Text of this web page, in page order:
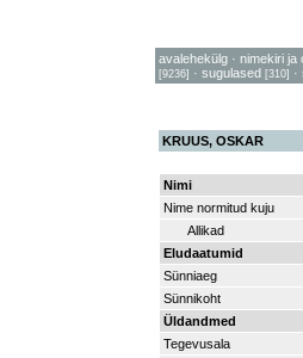
avalehekülg · nimekiri ja
[9236] · sugulased [310] ·
KRUUS, OSKAR
Nimi
Nime normitud kuju
Allikad
Eludaatumid
Sünniaeg
Sünnikoht
Üldandmed
Tegevusala